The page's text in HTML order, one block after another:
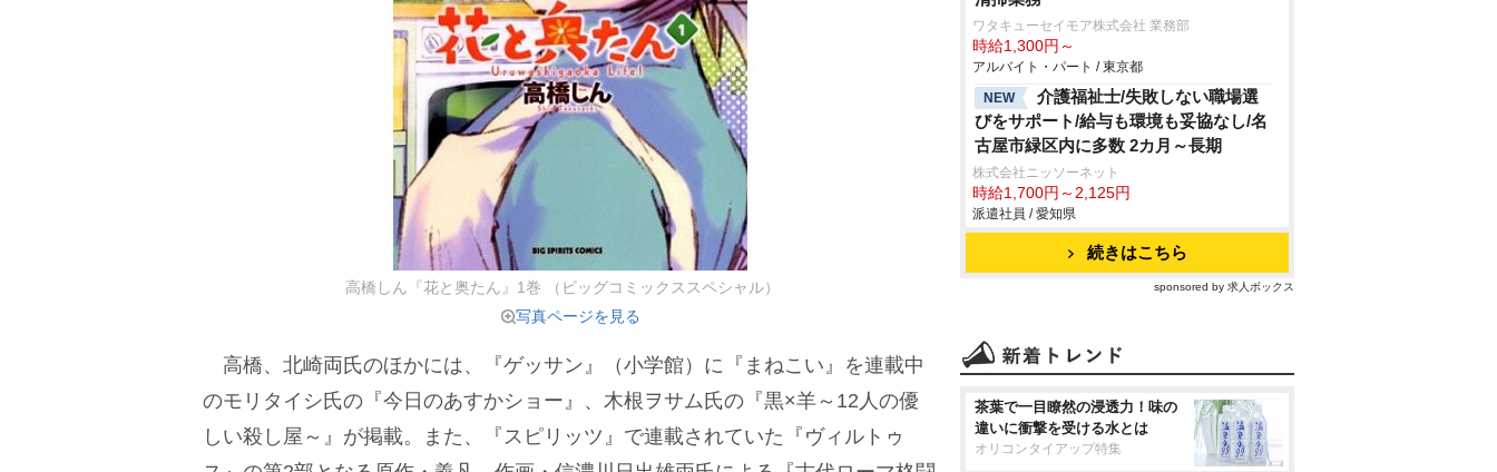
高橋しん『花と奥たん』1巻 （ビッグコミックススペシャル）
写真ページを見る
高橋、北崎両氏のほかには、『ゲッサン』（小学館）に『まねこい』を連載中
のモリタイシ氏の『今日のあすかショー』、木根ヲサム氏の『黒×羊～12人の優
しい殺し屋～』が掲載。また、『スピリッツ』で連載されていた『ヴィルトゥ
ワタキューセイモア株式会社 業務部
時給1,300円～
アルバイト・パート / 東京都
NEW
介護福祉士/失敗しない職場選
びをサポート/給与も環境も妥協なし/名
古屋市緑区内に多数 2カ月～長期
株式会社ニッソーネット
時給1,700円～2,125円
派遣社員 / 愛知県
続きはこちら
sponsored by 求人ボックス
茶葉で一目瞭然の浸透力！味の
違いに衝撃を受ける水とは
オリコンタイアップ特集